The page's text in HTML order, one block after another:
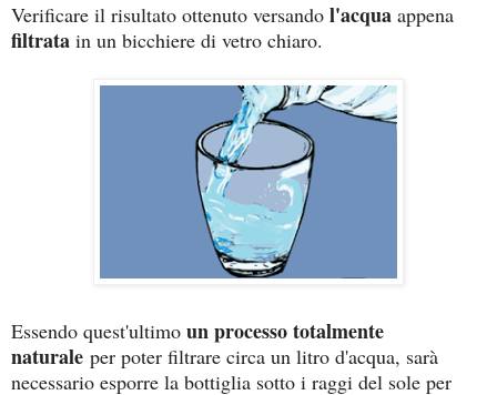
Verificare il risultato ottenuto versando l'acqua appena
filtrata in un bicchiere di vetro chiaro.
Essendo quest'ultimo un processo totalmente
naturale per poter filtrare circa un litro d'acqua, sarà
necessario esporre la bottiglia sotto i raggi del sole per